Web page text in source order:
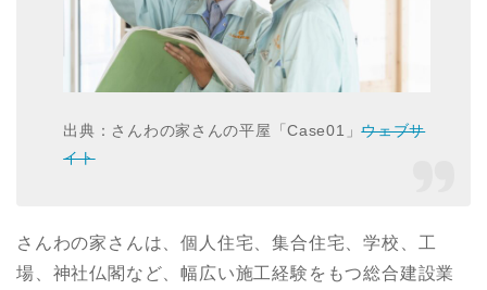
出典：さんわの家さんの平屋「Case01」ウェブサ
イト
さんわの家さんは、個人住宅、集合住宅、学校、工
場、神社仏閣など、幅広い施工経験をもつ総合建設業